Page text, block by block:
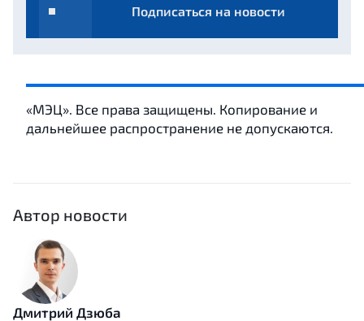
Подписаться на новости
«МЭЦ». Все права защищены. Копирование и
дальнейшее распространение не допускаются.
Автор новости
Дмитрий Дзюба